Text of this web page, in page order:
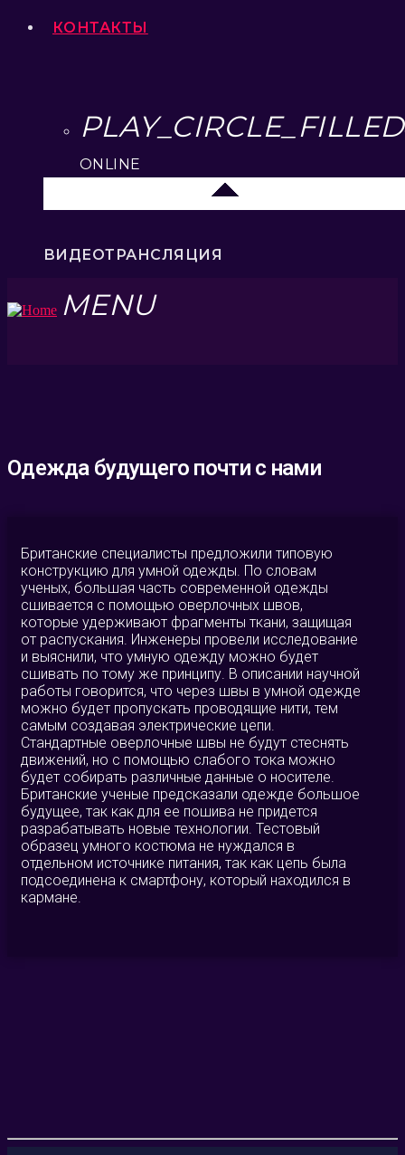
КОНТАКТЫ
PLAY_CIRCLE_FILLED
ONLINE
ВИДЕОТРАНСЛЯЦИЯ
MENU
Одежда будущего почти с нами
Британские специалисты предложили типовую
конструкцию для умной одежды. По словам
ученых, большая часть современной одежды
сшивается с помощью оверлочных швов,
которые удерживают фрагменты ткани, защищая
от распускания. Инженеры провели исследование
и выяснили, что умную одежду можно будет
сшивать по тому же принципу. В описании научной
работы говорится, что через швы в умной одежде
можно будет пропускать проводящие нити, тем
самым создавая электрические цепи.
Стандартные оверлочные швы не будут стеснять
движений, но с помощью слабого тока можно
будет собирать различные данные о носителе.
Британские ученые предсказали одежде большое
будущее, так как для ее пошива не придется
разрабатывать новые технологии. Тестовый
образец умного костюма не нуждался в
отдельном источнике питания, так как цепь была
подсоединена к смартфону, который находился в
кармане.